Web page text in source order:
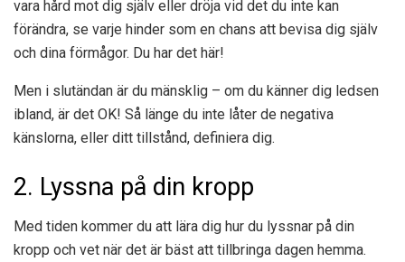
vara hård mot dig själv eller dröja vid det du inte kan
förändra, se varje hinder som en chans att bevisa dig själv
och dina förmågor. Du har det här!
Men i slutändan är du mänsklig – om du känner dig ledsen
ibland, är det OK! Så länge du inte låter de negativa
känslorna, eller ditt tillstånd, definiera dig.
2. Lyssna på din kropp
Med tiden kommer du att lära dig hur du lyssnar på din
kropp och vet när det är bäst att tillbringa dagen hemma.